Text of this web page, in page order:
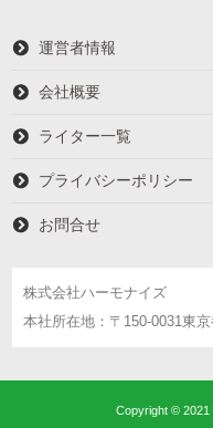
運営者情報
会社概要
ライター一覧
プライバシーポリシー
お問合せ
株式会社ハーモナイズ
本社所在地：〒150-0031東
Copyright © 2021